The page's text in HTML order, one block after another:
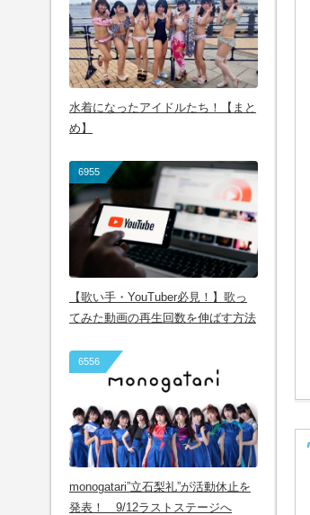
水着になったアイドルたち！【まと
め】
6955
【歌い手・YouTuber必見！】歌っ
てみた動画の再生回数を伸ばす方法
6556
monogatari”立石梨礼”が活動休止を
発表！ 9/12ラストステージへ